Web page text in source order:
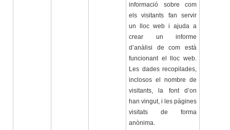
informació sobre com
els visitants fan servir
un lloc web i ajuda a
crear un informe
d’anàlisi de com està
funcionant el lloc web.
Les dades recopilades,
inclosos el nombre de
visitants, la font d’on
han vingut, i les pàgines
visitats de forma
anònima.